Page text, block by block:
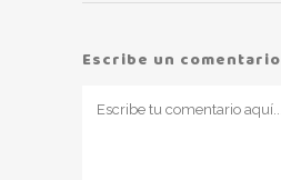
Escribe un comentario